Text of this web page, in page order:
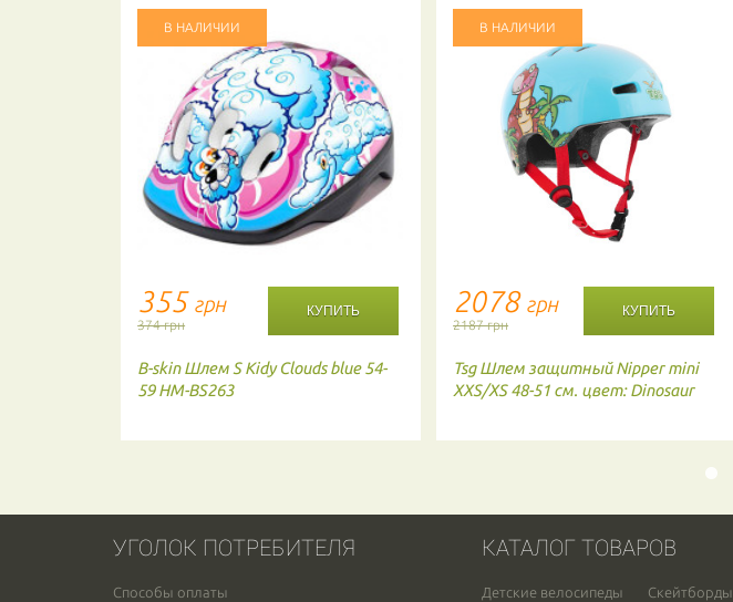
В НАЛИЧИИ
355 грн
374 грн
B-skin Шлем S Kidy Clouds blue 54-
59 HM-BS263
В НАЛИЧИИ
2078 грн
2187 грн
Tsg Шлем защитный Nipper mini
XXS/XS 48-51 см. цвет: Dinosaur
УГОЛОК ПОТРЕБИТЕЛЯ
Способы оплаты
КАТАЛОГ ТОВАРОВ
Детские велосипеды Скейтборды